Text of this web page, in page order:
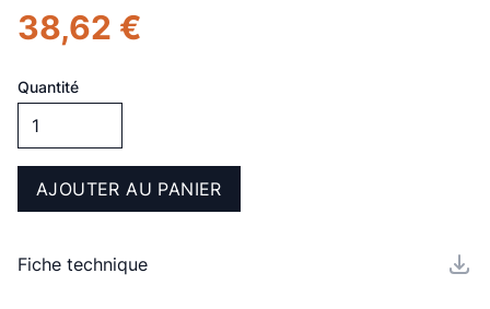
38,62 €
Quantité
AJOUTER AU PANIER
Fiche technique